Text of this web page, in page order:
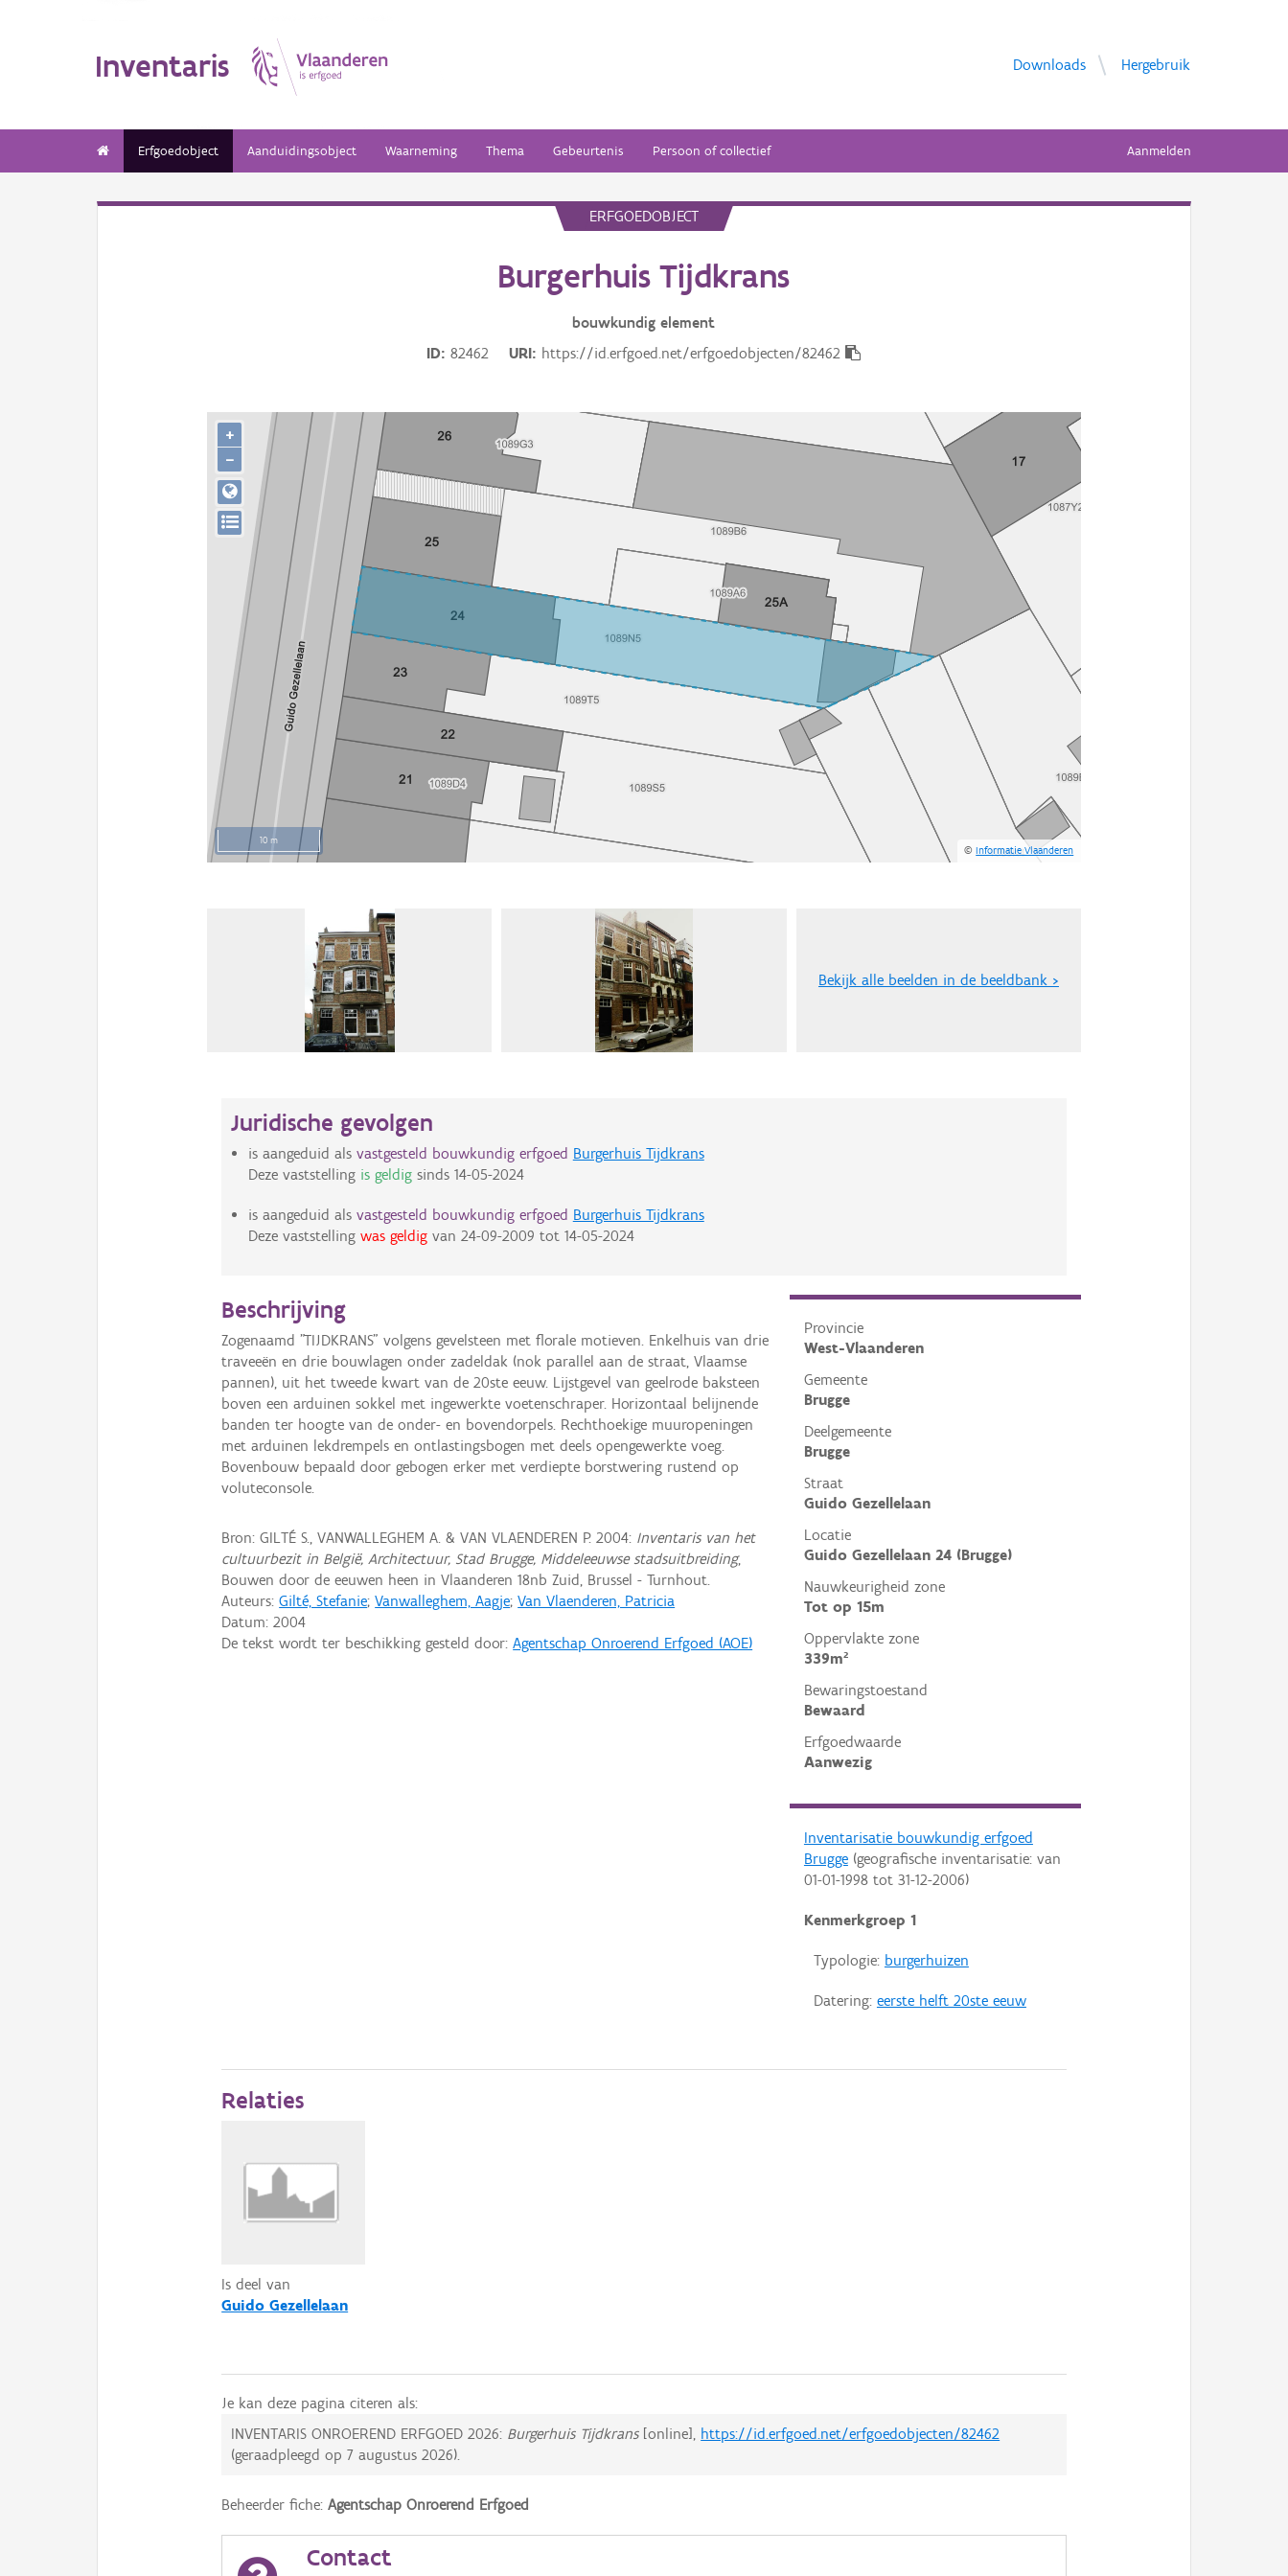
Inventaris Downloads Hergebruik
Erfgoedobject Aanduidingsobject Waarneming Thema Gebeurtenis Persoon of collectief Aanmelden
ERFGOEDOBJECT
Burgerhuis Tijdkrans
bouwkundig element
ID
82462 URI https://id.erfgoed.net/erfgoedobjecten/82462
10 m
©Informatie Vlaanderen
+
−
Bekijk alle beelden in de beeldbank >
Juridische gevolgen
is aangeduid als vastgesteld bouwkundig erfgoed Burgerhuis Tijdkrans
Deze vaststelling is geldigsinds 14-05-2024
is aangeduid als vastgesteld bouwkundig erfgoed Burgerhuis Tijdkrans
Deze vaststelling was geldigvan 24-09-2009 tot 14-05-2024
Provincie
West-Vlaanderen
Gemeente
Brugge
Deelgemeente
Brugge
Straat
Guido Gezellelaan
Locatie
Guido Gezellelaan 24 (Brugge)
Nauwkeurigheid zone
Tot op 15m
Oppervlakte zone
339m²
Bewaringstoestand
Bewaard
Erfgoedwaarde
Aanwezig
Inventarisatie bouwkundig erfgoed
Brugge(geografische inventarisatie: van
01-01-1998tot 31-12-2006)
Kenmerkgroep 1
Typologie: burgerhuizen
Datering: eerste helft 20ste eeuw
Beschrijving
Zogenaamd "TIJDKRANS" volgens gevelsteen met florale motieven. Enkelhuis van drie
traveeën en drie bouwlagen onder zadeldak (nok parallel aan de straat, Vlaamse
pannen), uit het tweede kwart van de 20ste eeuw. Lijstgevel van geelrode baksteen
boven een arduinen sokkel met ingewerkte voetenschraper. Horizontaal belijnende
banden ter hoogte van de onder- en bovendorpels. Rechthoekige muuropeningen
met arduinen lekdrempels en ontlastingsbogen met deels opengewerkte voeg.
Bovenbouw bepaald door gebogen erker met verdiepte borstwering rustend op
voluteconsole.
Bron: GILTÉ S., VANWALLEGHEM A. & VAN VLAENDEREN P. 2004: Inventaris van het
cultuurbezit in België, Architectuur, Stad Brugge, Middeleeuwse stadsuitbreiding,
Bouwen door de eeuwen heen in Vlaanderen 18nb Zuid, Brussel - Turnhout.
Auteurs:Gilté, Stefanie;Vanwalleghem, Aagje;Van Vlaenderen, Patricia
Datum:2004
De tekst wordt ter beschikking gesteld door:Agentschap Onroerend Erfgoed (AOE)
Relaties
Is deel van
Guido Gezellelaan
Je kan deze pagina citeren als:
INVENTARIS ONROEREND ERFGOED 2026: Burgerhuis Tijdkrans[online], https://id.erfgoed.net/erfgoedobjecten/82462
(geraadpleegd op7 augustus 2026).
Beheerder fiche:Agentschap Onroerend Erfgoed
Contact